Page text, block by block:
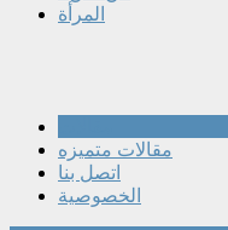
المرأة
مقالات متميزه
اتصل بنا
الخصوصية